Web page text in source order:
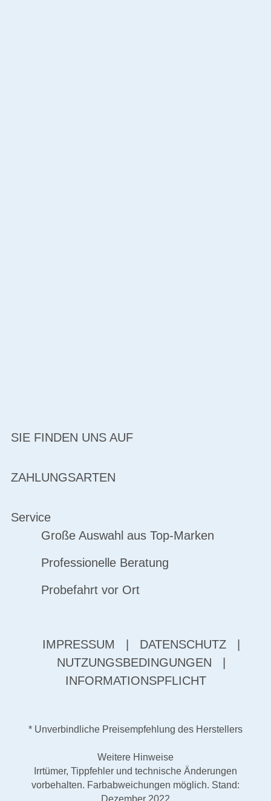
SIE FINDEN UNS AUF
ZAHLUNGSARTEN
Service
Große Auswahl aus Top-Marken
Professionelle Beratung
Probefahrt vor Ort
IMPRESSUM DATENSCHUTZ
NUTZUNGSBEDINGUNGEN
INFORMATIONSPFLICHT
* Unverbindliche Preisempfehlung des Herstellers
Weitere Hinweise
Irrtümer, Tippfehler und technische Änderungen
vorbehalten. Farbabweichungen möglich. Stand: